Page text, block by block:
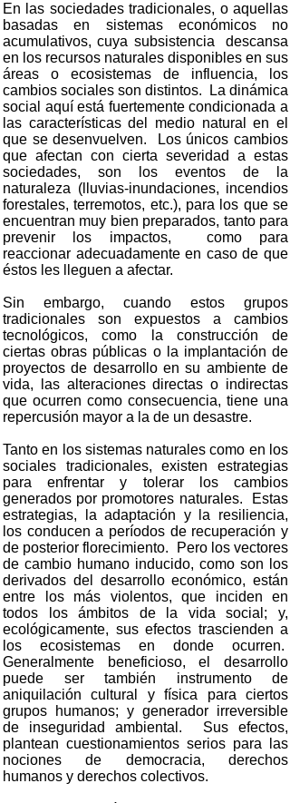
En las sociedades tradicionales, o aquellas
basadas en sistemas económicos no
acumulativos, cuya subsistencia descansa
en los recursos naturales disponibles en sus
áreas o ecosistemas de influencia, los
cambios sociales son distintos. La dinámica
social aquí está fuertemente condicionada a
las características del medio natural en el
que se desenvuelven. Los únicos cambios
que afectan con cierta severidad a estas
sociedades, son los eventos de la
naturaleza (lluvias-inundaciones, incendios
forestales, terremotos, etc.), para los que se
encuentran muy bien preparados, tanto para
prevenir los impactos, como para
reaccionar adecuadamente en caso de que
éstos les lleguen a afectar.
Sin embargo, cuando estos grupos
tradicionales son expuestos a cambios
tecnológicos, como la construcción de
ciertas obras públicas o la implantación de
proyectos de desarrollo en su ambiente de
vida, las alteraciones directas o indirectas
que ocurren como consecuencia, tiene una
repercusión mayor a la de un desastre.
Tanto en los sistemas naturales como en los
sociales tradicionales, existen estrategias
para enfrentar y tolerar los cambios
generados por promotores naturales. Estas
estrategias, la adaptación y la resiliencia,
los conducen a períodos de recuperación y
de posterior florecimiento. Pero los vectores
de cambio humano inducido, como son los
derivados del desarrollo económico, están
entre los más violentos, que inciden en
todos los ámbitos de la vida social; y,
ecológicamente, sus efectos trascienden a
los ecosistemas en donde ocurren.
Generalmente beneficioso, el desarrollo
puede ser también instrumento de
aniquilación cultural y física para ciertos
grupos humanos; y generador irreversible
de inseguridad ambiental. Sus efectos,
plantean cuestionamientos serios para las
nociones de democracia, derechos
humanos y derechos colectivos.